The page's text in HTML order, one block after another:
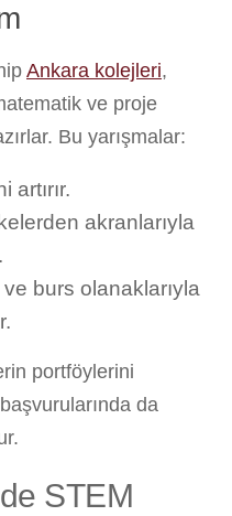
Ankara kolejleri,
ve proje
Bu yarışmalar:
akranlarıyla
burs olanaklarıyla
portföylerini
da
STEM